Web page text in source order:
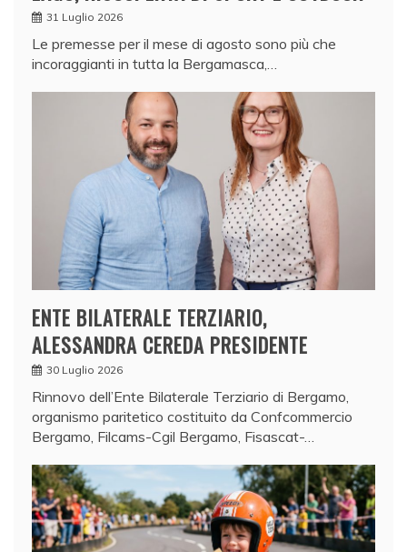
31 Luglio 2026
Le premesse per il mese di agosto sono più che
incoraggianti in tutta la Bergamasca,…
ENTE BILATERALE TERZIARIO,
ALESSANDRA CEREDA PRESIDENTE
30 Luglio 2026
Rinnovo dell’Ente Bilaterale Terziario di Bergamo,
organismo paritetico costituito da Confcommercio
Bergamo, Filcams-Cgil Bergamo, Fisascat-…